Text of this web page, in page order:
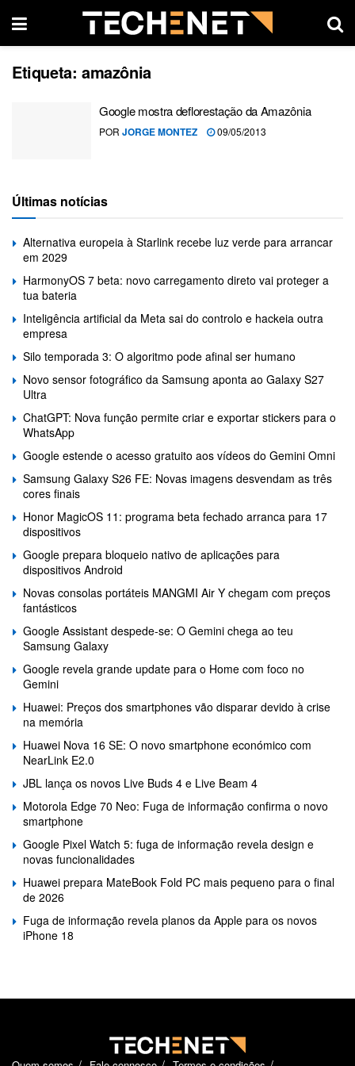
Etiqueta: amazônia
Google mostra deflorestação da Amazônia
POR JORGE MONTEZ 09/05/2013
Últimas notícias
Alternativa europeia à Starlink recebe luz verde para arrancar
em 2029
HarmonyOS 7 beta: novo carregamento direto vai proteger a
tua bateria
Inteligência artificial da Meta sai do controlo e hackeia outra
empresa
Silo temporada 3: O algoritmo pode afinal ser humano
Novo sensor fotográfico da Samsung aponta ao Galaxy S27
Ultra
ChatGPT: Nova função permite criar e exportar stickers para o
WhatsApp
Google estende o acesso gratuito aos vídeos do Gemini Omni
Samsung Galaxy S26 FE: Novas imagens desvendam as três
cores finais
Honor MagicOS 11: programa beta fechado arranca para 17
dispositivos
Google prepara bloqueio nativo de aplicações para
dispositivos Android
Novas consolas portáteis MANGMI Air Y chegam com preços
fantásticos
Google Assistant despede-se: O Gemini chega ao teu
Samsung Galaxy
Google revela grande update para o Home com foco no
Gemini
Huawei: Preços dos smartphones vão disparar devido à crise
na memória
Huawei Nova 16 SE: O novo smartphone económico com
NearLink E2.0
JBL lança os novos Live Buds 4 e Live Beam 4
Motorola Edge 70 Neo: Fuga de informação confirma o novo
smartphone
Google Pixel Watch 5: fuga de informação revela design e
novas funcionalidades
Huawei prepara MateBook Fold PC mais pequeno para o final
de 2026
Fuga de informação revela planos da Apple para os novos
iPhone 18